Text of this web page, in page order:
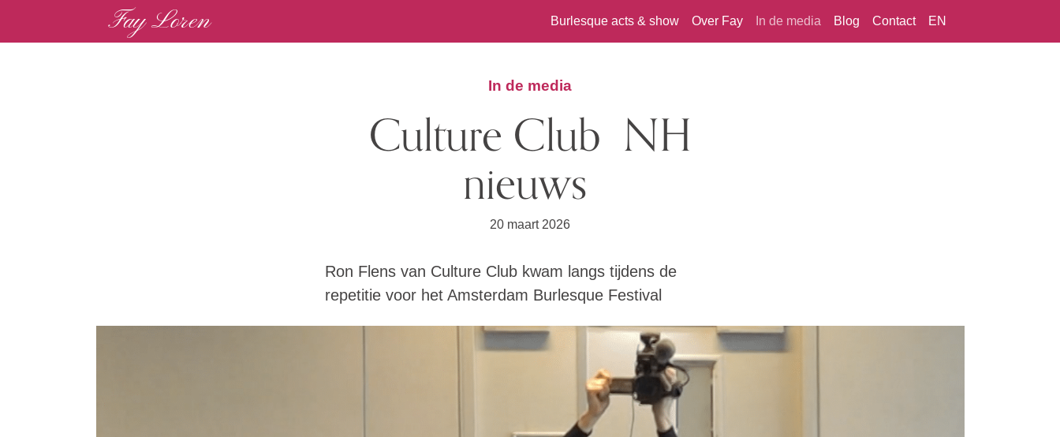
Hoofdnavigatie
Fay Loren Burlesque acts & show Over Fay In de media Blog Contact EN
In de media
Culture Club NH
nieuws
20 maart 2026
Ron Flens van Culture Club kwam langs tijdens de
repetitie voor het Amsterdam Burlesque Festival